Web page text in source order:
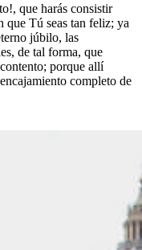
que harás consistir
que Tú seas tan feliz; ya
júbilo, las
de tal forma, que
porque allí
completo de